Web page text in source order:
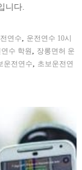
니다.
연수, 운전연수 10시
수 학원 , 장롱면허 운
운전연수, 초보운전연